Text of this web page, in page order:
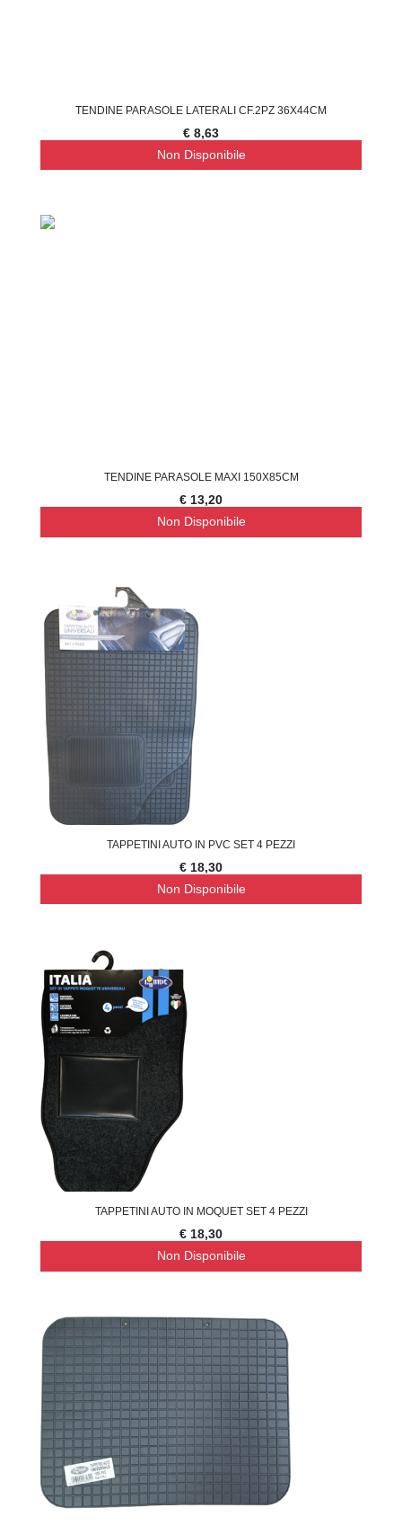
TENDINE PARASOLE LATERALI CF.2PZ 36X44CM
€ 8,63
Non Disponibile
TENDINE PARASOLE MAXI 150X85CM
€ 13,20
Non Disponibile
TAPPETINI AUTO IN PVC SET 4 PEZZI
€ 18,30
Non Disponibile
TAPPETINI AUTO IN MOQUET SET 4 PEZZI
€ 18,30
Non Disponibile